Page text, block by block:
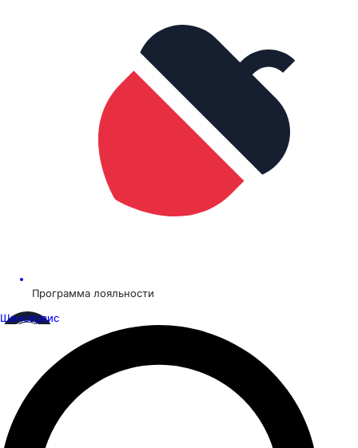
Программа лояльности
Шинсервис